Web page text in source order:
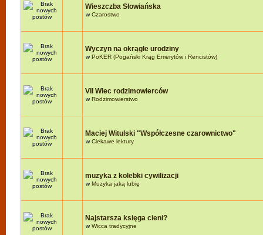
Wieszczba Słowiańska
wCzarostwo
Wyczyn na okrągłe urodziny
wPoKER (Pogański Krąg Emerytów i Rencistów)
VII Wiec rodzimowierców
wRodzimowierstwo
Maciej Witulski "Współczesne czarownictwo"
wCiekawe lektury
muzyka z kolebki cywilizacji
wMuzyka jaką lubię
Najstarsza księga cieni?
wWicca tradycyjne